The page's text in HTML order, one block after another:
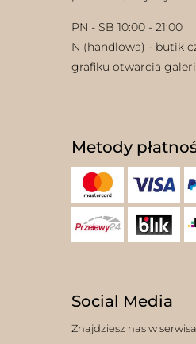
PN - SB 10:00 - 21:00
N (handlowa) - butik
grafiku otwarcia
Metody
Social Media
Znajdziesz nas w